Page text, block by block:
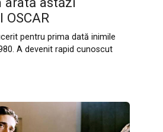
pentru prima dată inimile
A devenit rapid cunoscut